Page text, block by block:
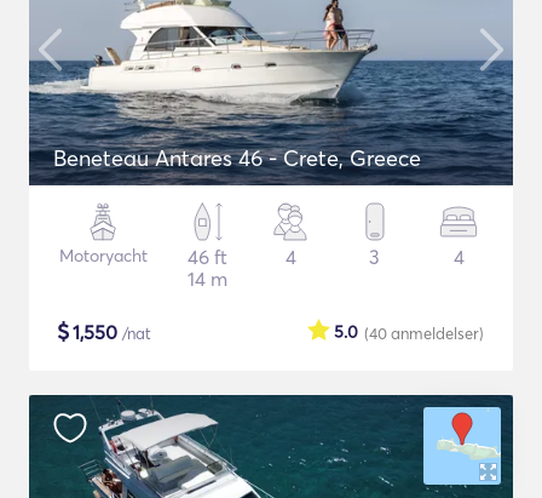
Beneteau Antares 46 - Crete, Greece
Motoryacht
46 ft
14 m
4 3 4
$1,550 /nat (40anmeldelser)
5.0